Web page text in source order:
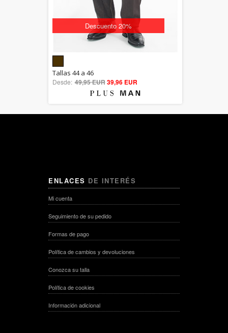
Descuento 20%
out of 5
Tallas 44 a 46
Desde: 49,95 EUR39,96 EUR
ENLACES DE INTERÉS
Mi cuenta
Seguimiento de su pedido
Formas de pago
Política de cambios y devoluciones
Conozca su talla
Política de cookies
Información adicional